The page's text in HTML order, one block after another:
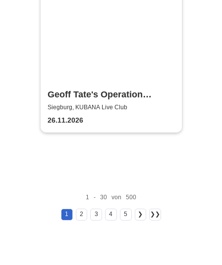
Geoff Tate's Operation
Mindcrime - The Final
Chapter
Siegburg, KUBANA Live Club
26.11.2026
1 - 30 von 500
1 2 3 4 5 ❯ ❯❯